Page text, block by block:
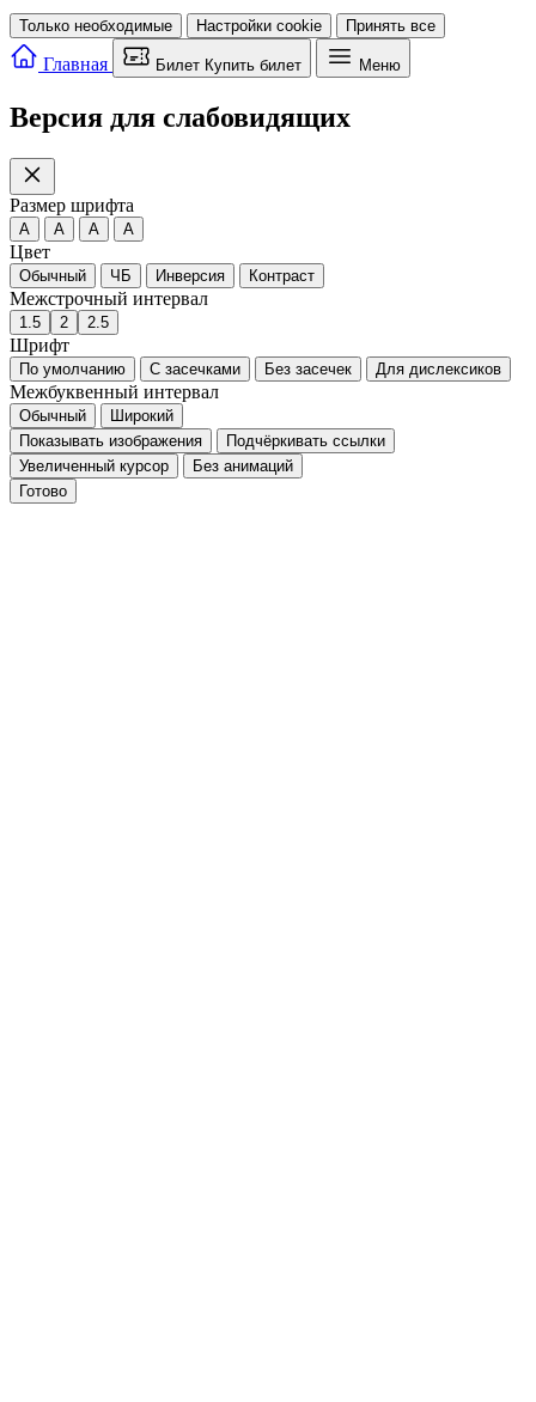
Только необходимые Настройки cookie Принять все
Главная Билет Купить билет Меню
Версия для слабовидящих
Размер шрифта
A A A A
Цвет
Обычный ЧБ Инверсия Контраст
Межстрочный интервал
1.5 2 2.5
Шрифт
По умолчанию С засечками Без засечек Для дислексиков
Межбуквенный интервал
Обычный
Широкий
Показывать изображения
Подчёркивать ссылки
Увеличенный курсор
Без анимаций
Готово